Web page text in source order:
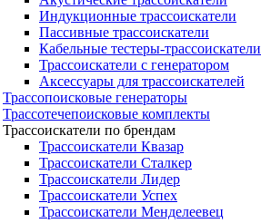
Индукционные трассоискатели
Пассивные трассоискатели
Кабельные тестеры-трассоискатели
Трассоискатели с генератором
Аксессуары для трассоискателей
Трассопоисковые генераторы
Трассотечепоисковые комплекты
Трассоискатели по брендам
Трассоискатели Квазар
Трассоискатели Сталкер
Трассоискатели Лидер
Трассоискатели Успех
Трассоискатели Менделеевец